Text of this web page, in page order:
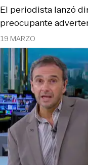
19 MARZO
El periodista lanzó
preocupante